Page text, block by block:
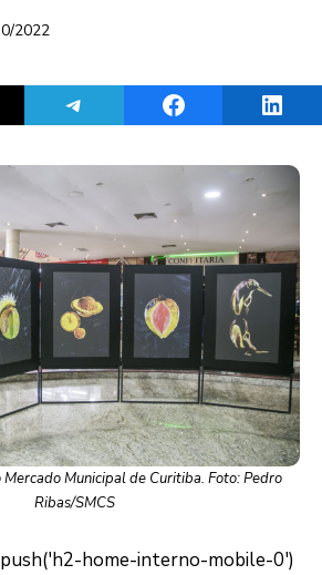
2022
on ThreadsShare on TelegramShare on Facebook
Municipal de Curitiba. Foto: Pedro
Ribas/SMCS